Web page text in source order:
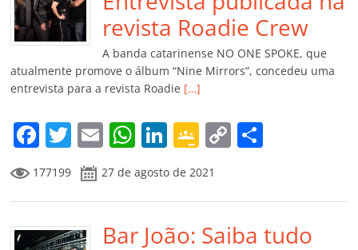
o
k
p a
ss
ro
o
m
k h
ar
revista Roadie Crew
A banda catarinense NO ONE SPOKE, que
atualmente promove o álbum “Nine Mirrors”, concedeu uma
entrevista para a revista Roadie […]
F
a
c
e
b
T
w
itt
er
E
m
ai
l
W
at
s
A
Li
n
k
e
dI
G
o
o
gl
e
C
y
Li
p
ar
177199 27 de agosto de 2021
Bar João: Saiba tudo